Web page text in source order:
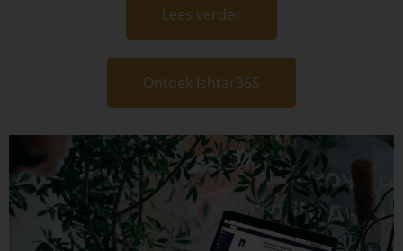
Lees verder
Ontdek Ishtar365